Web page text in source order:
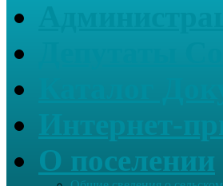
О поселении